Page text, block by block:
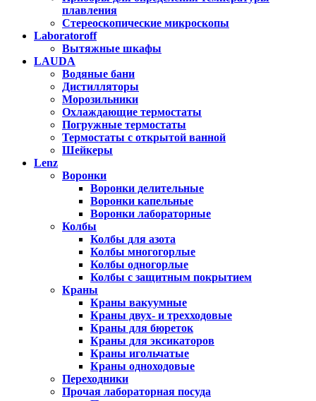
плавления
Стереоскопические микроскопы
Laboratoroff
Вытяжные шкафы
LAUDA
Водяные бани
Дистилляторы
Морозильники
Охлаждающие термостаты
Погружные термостаты
Термостаты с открытой ванной
Шейкеры
Lenz
Воронки
Воронки делительные
Воронки капельные
Воронки лабораторные
Колбы
Колбы для азота
Колбы многогорлые
Колбы одногорлые
Колбы с защитным покрытием
Краны
Краны вакуумные
Краны двух- и трехходовые
Краны для бюреток
Краны для эксикаторов
Краны игольчатые
Краны одноходовые
Переходники
Прочая лабораторная посуда